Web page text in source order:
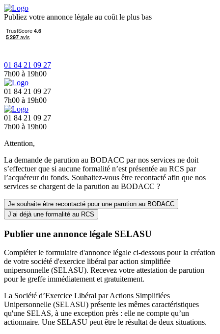
Publiez votre annonce légale au coût le plus bas
01 84 21 09 27
7h00 à 19h00
01 84 21 09 27
7h00 à 19h00
01 84 21 09 27
7h00 à 19h00
Attention,
La demande de parution au BODACC par nos services ne doit
s’effectuer que si aucune formalité n’est présentée au RCS par
l’acquéreur du fonds. Souhaitez-vous être recontacté afin que nos
services se chargent de la parution au BODACC ?
Je souhaite être recontacté pour une parution au BODACC
J’ai déjà une formalité au RCS
Publier une annonce légale SELASU
Compléter le formulaire d'annonce légale ci-dessous pour la création
de votre société d'exercice libéral par action simplifiée
unipersonnelle (SELASU). Recevez votre attestation de parution
pour le greffe immédiatement et gratuitement.
La Société d’Exercice Libéral par Actions Simplifiées
Unipersonnelle (SELASU) présente les mêmes caractéristiques
qu'une SELAS, à une exception près : elle ne compte qu’un
actionnaire. Une SELASU peut être le résultat de deux situations.